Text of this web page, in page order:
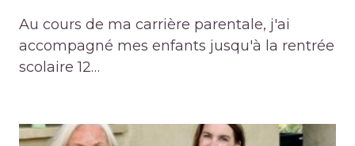
Au cours de ma carrière parentale, j'ai
accompagné mes enfants jusqu'à la rentrée
scolaire 12…